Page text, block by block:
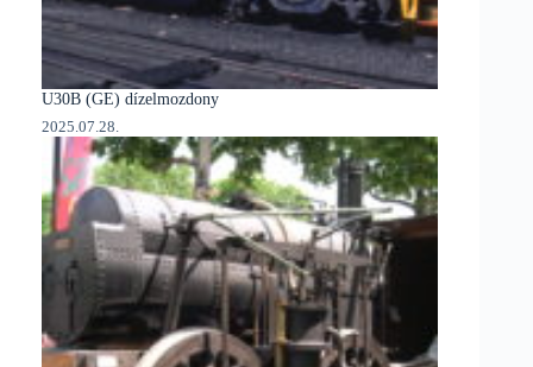
U30B (GE) dízelmozdony
2025.07.28.